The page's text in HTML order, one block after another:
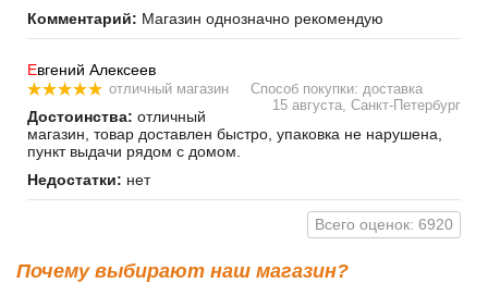
Комментарий: Магазин однозначно рекомендую
Евгений Алексеев
отличный магазин
Способ покупки: доставка
15 августа, Санкт-Петербург
Достоинства: отличный
магазин, товар доставлен быстро, упаковка не нарушена,
пункт выдачи рядом с домом.
Недостатки: нет
Всего оценок: 6920
Почему выбирают наш магазин?